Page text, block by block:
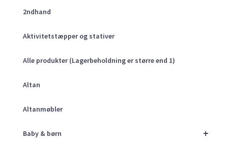
2ndhand
Aktivitetstæpper og stativer
Alle produkter (Lagerbeholdning er større end 1)
Altan
Altanmøbler
+
Baby & børn